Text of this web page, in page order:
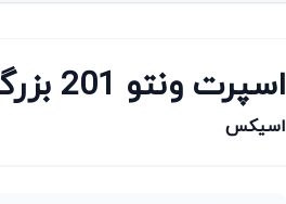
اسپرت ونتو 201 بزرگپا مشکی
اسیکس